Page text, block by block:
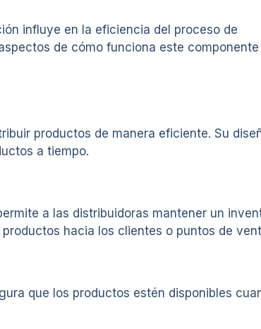
influye en la eficiencia del proceso de
de cómo funciona este componente
productos de manera eficiente. Su
a tiempo.
a las distribuidoras mantener un
hacia los clientes o puntos de
que los productos estén disponibles